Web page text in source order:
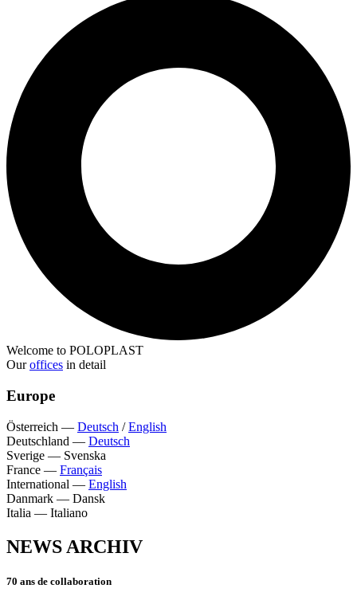
Welcome to POLOPLAST
Ouroffices in detail
Europe
Österreich — Deutsch /English
Deutschland — Deutsch
Sverige — Svenska
France — Français
International — English
Danmark — Dansk
Italia — Italiano
NEWS ARCHIV
70 ans de collaboration